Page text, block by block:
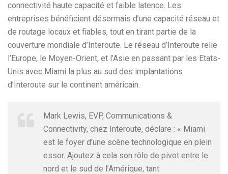
connectivité haute capacité et faible latence. Les
entreprises bénéficient désormais d’une capacité réseau et
de routage locaux et fiables, tout en tirant partie de la
couverture mondiale d’Interoute. Le réseau d’Interoute relie
l’Europe, le Moyen-Orient, et l’Asie en passant par les Etats-
Unis avec Miami la plus au sud des implantations
d’Interoute sur le continent américain.
Mark Lewis, EVP, Communications &
Connectivity, chez Interoute, déclare : « Miami
est le foyer d’une scène technologique en plein
essor. Ajoutez à cela son rôle de pivot entre le
nord et le sud de l’Amérique, tant